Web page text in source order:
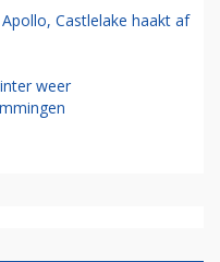
Castlelake haakt af
weer